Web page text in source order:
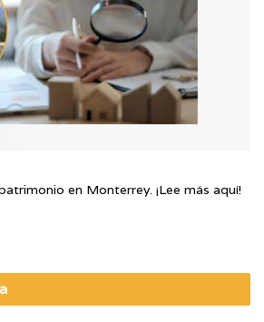
en Monterrey. ¡Lee más aquí!